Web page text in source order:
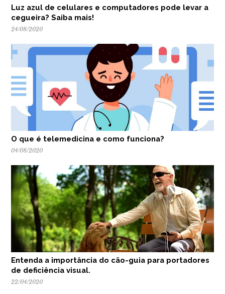
Luz azul de celulares e computadores pode levar a
cegueira? Saiba mais!
24/08/2020
O que é telemedicina e como funciona?
04/08/2020
Entenda a importância do cão-guia para portadores
de deficiência visual.
22/04/2020